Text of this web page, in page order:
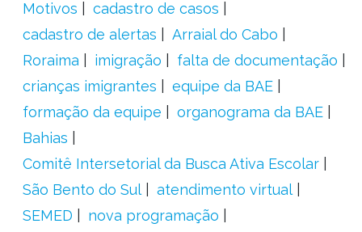
Motivos
cadastro de casos
cadastro de alertas
Arraial do Cabo
Roraima
imigração
falta de documentação
crianças imigrantes
equipe da BAE
formação da equipe
organograma da BAE
Bahias
Comitê Intersetorial da Busca Ativa Escolar
São Bento do Sul
atendimento virtual
SEMED
nova programação